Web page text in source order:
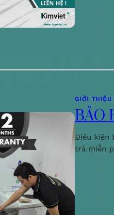
GIỚI THIỆU
BẢO
Điều kiện
trả miễn